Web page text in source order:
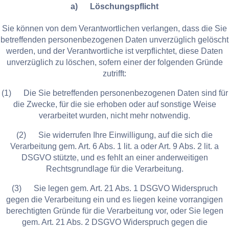
a) Löschungspflicht
Sie können von dem Verantwortlichen verlangen, dass die Sie
betreffenden personenbezogenen Daten unverzüglich gelöscht
werden, und der Verantwortliche ist verpflichtet, diese Daten
unverzüglich zu löschen, sofern einer der folgenden Gründe
zutrifft:
(1) Die Sie betreffenden personenbezogenen Daten sind für
die Zwecke, für die sie erhoben oder auf sonstige Weise
verarbeitet wurden, nicht mehr notwendig.
(2) Sie widerrufen Ihre Einwilligung, auf die sich die
Verarbeitung gem. Art. 6 Abs. 1 lit. a oder Art. 9 Abs. 2 lit. a
DSGVO stützte, und es fehlt an einer anderweitigen
Rechtsgrundlage für die Verarbeitung.
(3) Sie legen gem. Art. 21 Abs. 1 DSGVO Widerspruch
gegen die Verarbeitung ein und es liegen keine vorrangigen
berechtigten Gründe für die Verarbeitung vor, oder Sie legen
gem. Art. 21 Abs. 2 DSGVO Widerspruch gegen die